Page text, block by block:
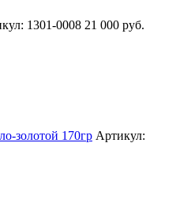
1301-0008 21 000 руб.
золотой 170гр Артикул: